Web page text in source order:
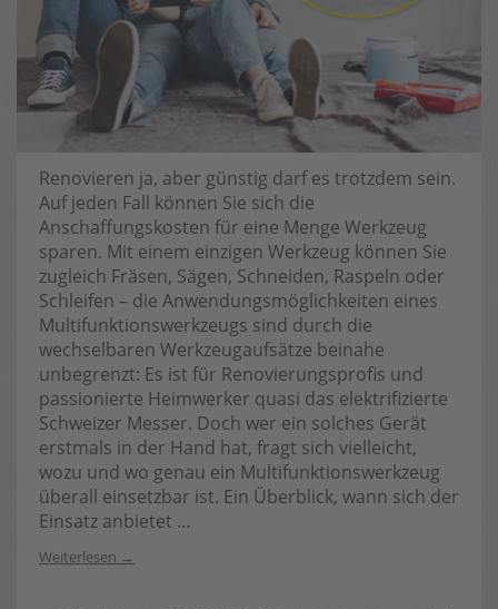
Renovieren ja, aber günstig darf es trotzdem sein.
Auf jeden Fall können Sie sich die
Anschaffungskosten für eine Menge Werkzeug
sparen. Mit einem einzigen Werkzeug können Sie
zugleich Fräsen, Sägen, Schneiden, Raspeln oder
Schleifen – die Anwendungsmöglichkeiten eines
Multifunktionswerkzeugs sind durch die
wechselbaren Werkzeugaufsätze beinahe
unbegrenzt: Es ist für Renovierungsprofis und
passionierte Heimwerker quasi das elektrifizierte
Schweizer Messer. Doch wer ein solches Gerät
erstmals in der Hand hat, fragt sich vielleicht,
wozu und wo genau ein Multifunktionswerkzeug
überall einsetzbar ist. Ein Überblick, wann sich der
Einsatz anbietet …
Weiterlesen